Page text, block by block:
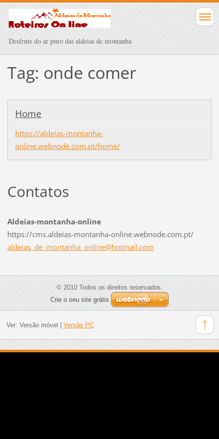
Desfrute do ar puro das aldeias de montanha
Tag: onde comer
Home
https://aldeias-montanha-
online.webnode.com.pt/home/
Contatos
Aldeias-montanha-online
https://cms.aldeias-montanha-online.webnode.com.pt/
aldeias_ de_montanha_online@hotmail.com
© 2010 Todos os direitos reservados.
Crie o seu site grátis
Ver: Versão móvel Versão PC